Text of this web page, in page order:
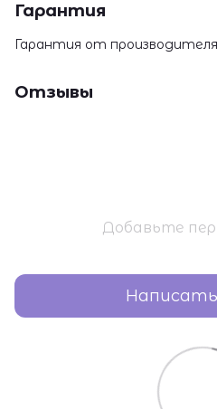
Гарантия
Гарантия от производителя
Отзывы
Добавьте